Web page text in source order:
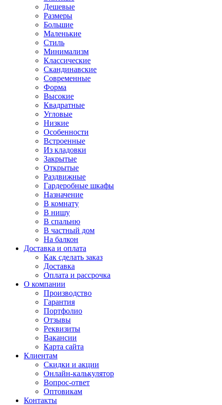
Дешевые
Размеры
Большие
Маленькие
Стиль
Минимализм
Классические
Скандинавские
Современные
Форма
Высокие
Квадратные
Угловые
Низкие
Особенности
Встроенные
Из кладовки
Закрытые
Открытые
Раздвижные
Гардеробные шкафы
Назначение
В комнату
В нишу
В спальню
В частный дом
На балкон
Доставка и оплата
Как сделать заказ
Доставка
Оплата и рассрочка
О компании
Производство
Гарантия
Портфолио
Отзывы
Реквизиты
Вакансии
Карта сайта
Клиентам
Скидки и акции
Онлайн-калькулятор
Вопрос-ответ
Оптовикам
Контакты